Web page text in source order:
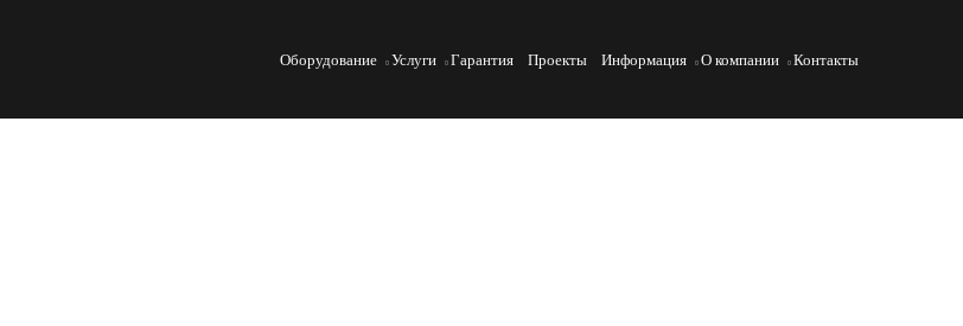
Оборудование Услуги Гарантия Проекты Информация О компании Контакты